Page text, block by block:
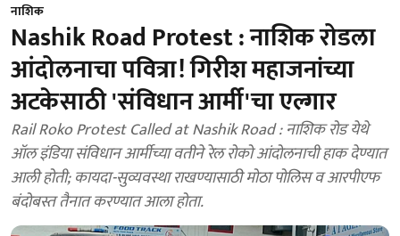
नाशिक
Nashik Road Protest : नाशिक रोडला
आंदोलनाचा पवित्रा! गिरीश महाजनांच्या
अटकेसाठी 'संविधान आर्मी'चा एल्गार
Rail Roko Protest Called at Nashik Road : नाशिक रोड येथे
ऑल इंडिया संविधान आर्मीच्या वतीने रेल रोको आंदोलनाची हाक देण्यात
आली होती; कायदा-सुव्यवस्था राखण्यासाठी मोठा पोलिस व आरपीएफ
बंदोबस्त तैनात करण्यात आला होता.